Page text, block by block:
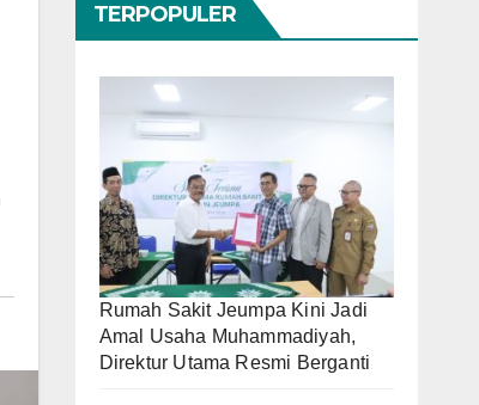
TERPOPULER
Rumah Sakit Jeumpa Kini Jadi
Amal Usaha Muhammadiyah,
Direktur Utama Resmi Berganti